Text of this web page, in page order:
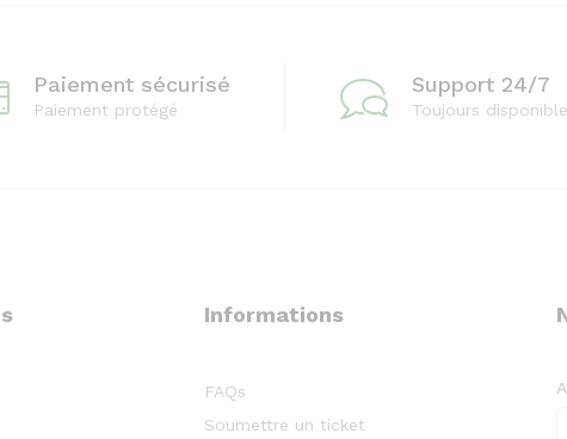
Paiement sécurisé
Paiement protégé
Support 24/7
Toujours disponible
Informations
FAQs
Soumettre un ticket